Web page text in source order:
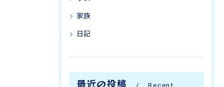
家族
日記
最近の投稿
Recent